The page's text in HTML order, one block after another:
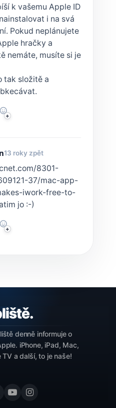
k vašemu Apple ID
i na svá
Pokud neplánujete
hračky a
nemáte, musíte si je
tak složitě a
13 roky zpět
8301-
37/mac-app-
iwork-free-to-
jo :-)
denně informuje o
iPhone, iPad, Mac,
a další, to je naše!